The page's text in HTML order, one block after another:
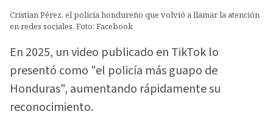
Cristian Pérez, el policía hondureño que volvió a llamar la atención
en redes sociales. Foto: Facebook
En 2025, un video publicado en TikTok lo
presentó como "el policía más guapo de
Honduras", aumentando rápidamente su
reconocimiento.